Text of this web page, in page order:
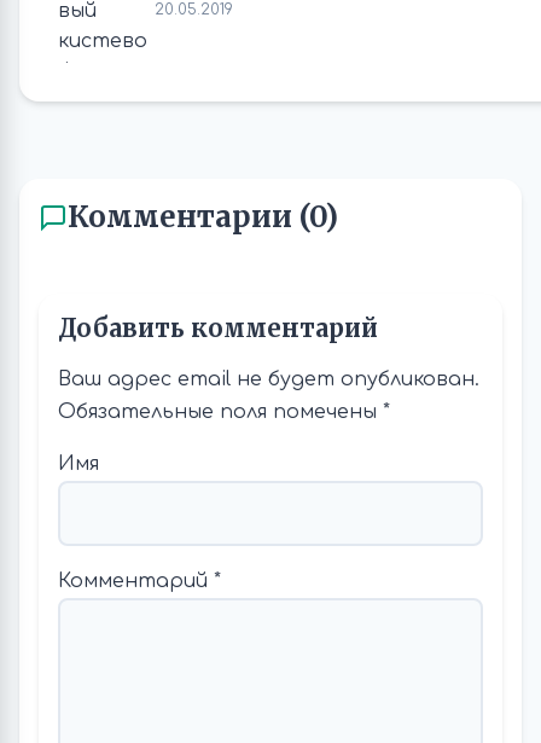
20.05.2019
Комментарии (0)
Добавить комментарий
Ваш адрес email не будет опубликован.
Обязательные поля помечены *
Имя
Комментарий *